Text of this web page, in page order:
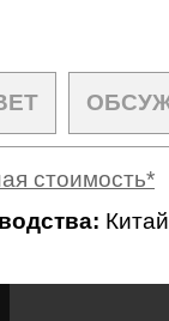
стоимость*
Китай